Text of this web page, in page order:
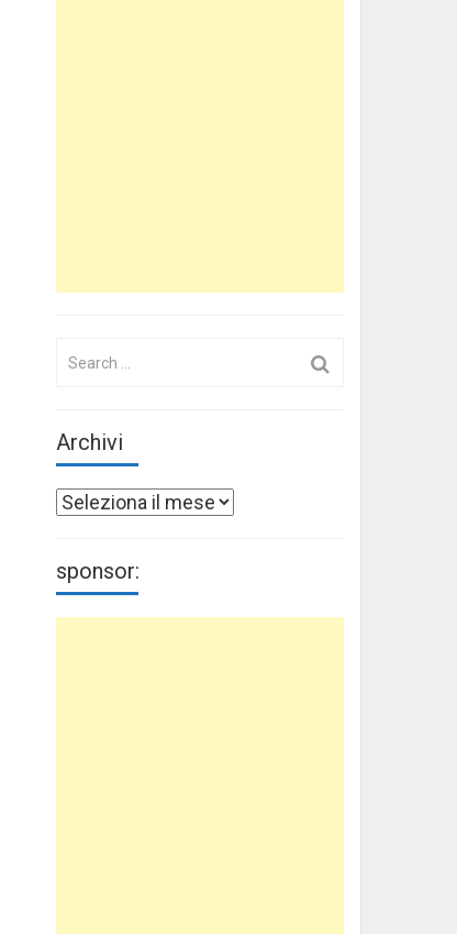
Archivi
Archivi
sponsor: